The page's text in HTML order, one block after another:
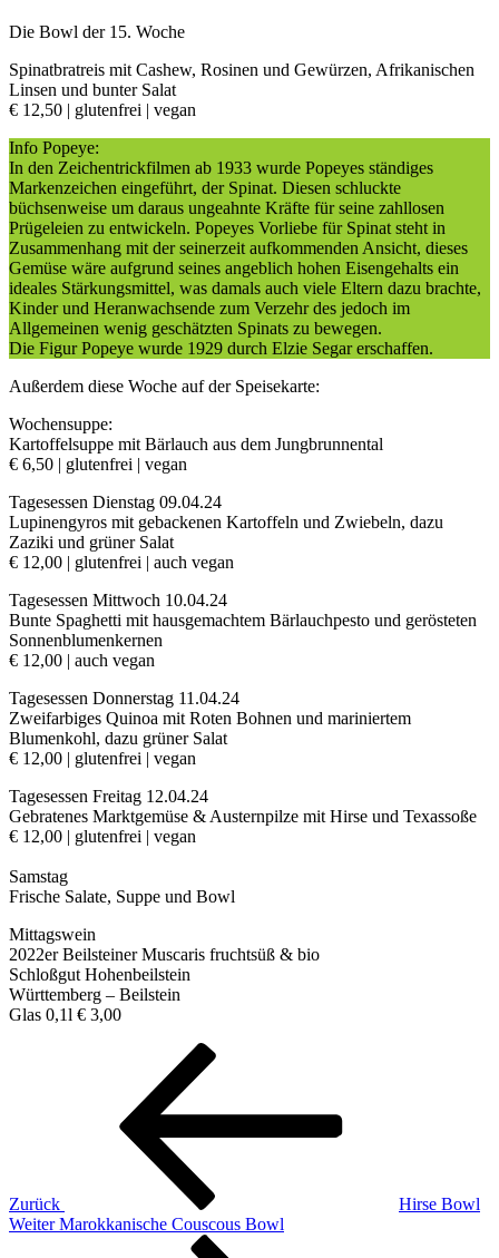
Die Bowl der 15. Woche
Spinatbratreis mit Cashew, Rosinen und Gewürzen, Afrikanischen
Linsen und bunter Salat
€ 12,50 | glutenfrei | vegan
Info Popeye:
In den Zeichentrickfilmen ab 1933 wurde Popeyes ständiges
Markenzeichen eingeführt, der Spinat. Diesen schluckte
büchsenweise um daraus ungeahnte Kräfte für seine zahllosen
Prügeleien zu entwickeln. Popeyes Vorliebe für Spinat steht in
Zusammenhang mit der seinerzeit aufkommenden Ansicht, dieses
Gemüse wäre aufgrund seines angeblich hohen Eisengehalts ein
ideales Stärkungsmittel, was damals auch viele Eltern dazu brachte,
Kinder und Heranwachsende zum Verzehr des jedoch im
Allgemeinen wenig geschätzten Spinats zu bewegen.
Die Figur Popeye wurde 1929 durch Elzie Segar erschaffen.
Außerdem diese Woche auf der Speisekarte:
Wochensuppe:
Kartoffelsuppe mit Bärlauch aus dem Jungbrunnental
€ 6,50 | glutenfrei | vegan
Tagesessen Dienstag 09.04.24
Lupinengyros mit gebackenen Kartoffeln und Zwiebeln, dazu
Zaziki und grüner Salat
€ 12,00 | glutenfrei | auch vegan
Tagesessen Mittwoch 10.04.24
Bunte Spaghetti mit hausgemachtem Bärlauchpesto und gerösteten
Sonnenblumenkernen
€ 12,00 | auch vegan
Tagesessen Donnerstag 11.04.24
Zweifarbiges Quinoa mit Roten Bohnen und mariniertem
Blumenkohl, dazu grüner Salat
€ 12,00 | glutenfrei | vegan
Tagesessen Freitag 12.04.24
Gebratenes Marktgemüse & Austernpilze mit Hirse und Texassoße
€ 12,00 | glutenfrei | vegan
Samstag
Frische Salate, Suppe und Bowl
Mittagswein
2022er Beilsteiner Muscaris fruchtsüß & bio
Schloßgut Hohenbeilstein
Württemberg – Beilstein
Glas 0,1l € 3,00
Beitragsnavigation
Zurück
Hirse Bowl
Nächster
Weiter Marokkanische Couscous Bowl